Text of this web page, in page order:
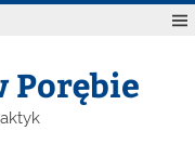
Porębie